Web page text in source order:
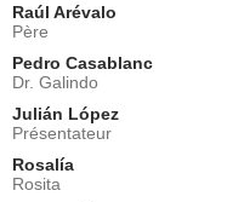
Raúl Arévalo
Père
Pedro Casablanc
Dr. Galindo
Julián López
Présentateur
Rosalía
Rosita